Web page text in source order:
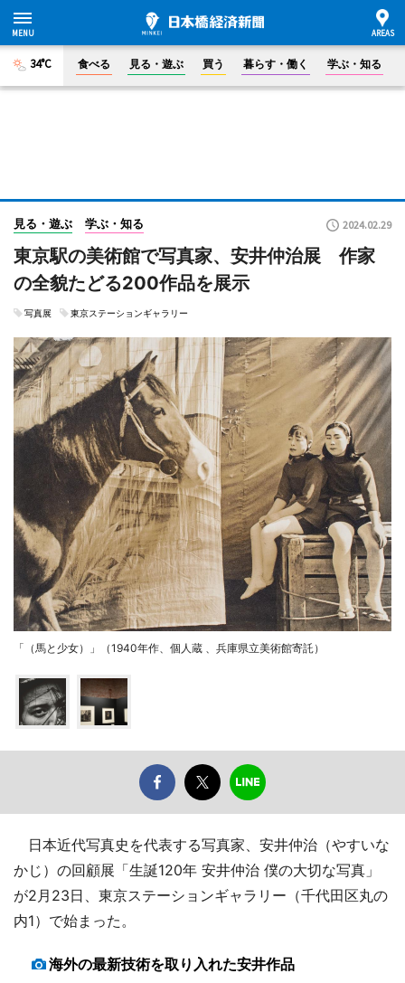
34°C 食べる 見る・遊ぶ 買う 暮らす・働く 学ぶ・知る
見る・遊ぶ 学ぶ・知る 2024.02.29
東京駅の美術館で写真家、安井仲治展 作家
の全貌たどる200作品を展示
写真展 東京ステーションギャラリー
「（馬と少女）」（1940年作、個人蔵 、兵庫県立美術館寄託）
日本近代写真史を代表する写真家、安井仲治（やすいな
かじ）の回顧展「生誕120年 安井仲治 僕の大切な写真」
が2月23日、東京ステーションギャラリー（千代田区丸の
内1）で始まった。
海外の最新技術を取り入れた安井作品